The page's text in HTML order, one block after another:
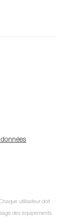
utilisateur doit
des équipements